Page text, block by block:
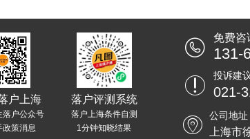
户上海
落户公众号
政策消息
落户评测系统
落户上海条件自测
1分钟知晓结果
免费咨
131-
投诉建
021-
公司地址
上海市